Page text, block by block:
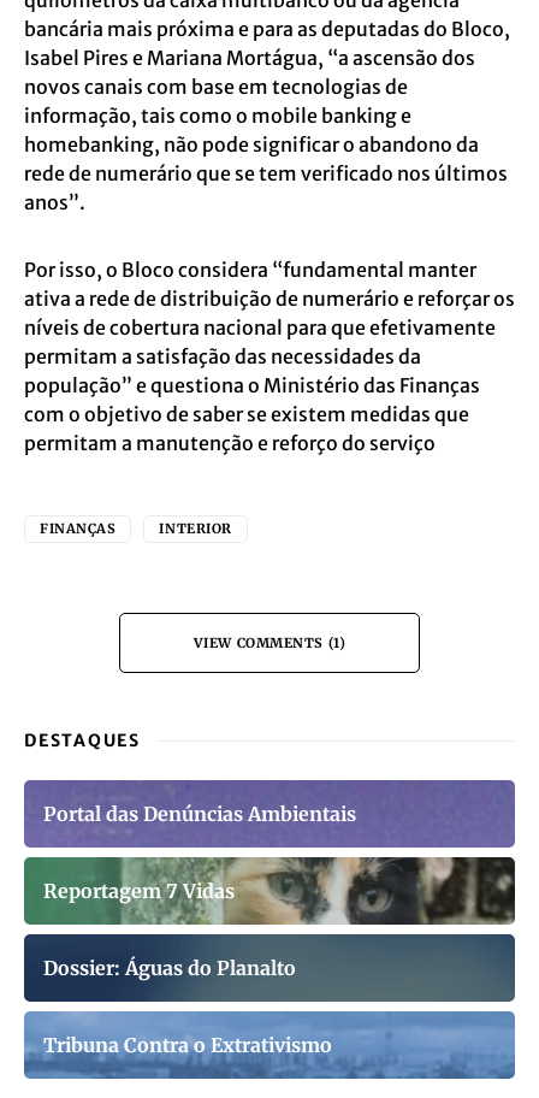
bancária mais próxima e para as deputadas do Bloco,
Isabel Pires e Mariana Mortágua, “a ascensão dos
novos canais com base em tecnologias de
informação, tais como o mobile banking e
homebanking, não pode significar o abandono da
rede de numerário que se tem verificado nos últimos
anos”.
Por isso, o Bloco considera “fundamental manter
ativa a rede de distribuição de numerário e reforçar os
níveis de cobertura nacional para que efetivamente
permitam a satisfação das necessidades da
população” e questiona o Ministério das Finanças
com o objetivo de saber se existem medidas que
permitam a manutenção e reforço do serviço
FINANÇAS INTERIOR
VIEW COMMENTS (1)
DESTAQUES
Portal das Denúncias Ambientais
Reportagem 7 Vidas
Dossier: Águas do Planalto
Tribuna Contra o Extrativismo